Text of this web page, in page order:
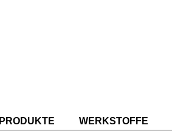
PRODUKTE WERKSTOFFE